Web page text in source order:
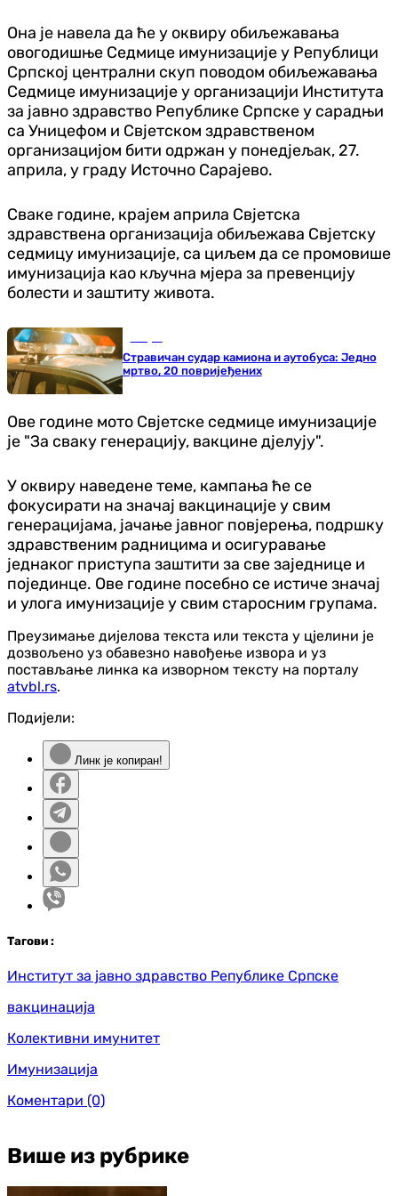
Она је навела да ће у оквиру обиљежавања
овогодишње Седмице имунизације у Републици
Српској централни скуп поводом обиљежавања
Седмице имунизације у организацији Института
за јавно здравство Републике Српске у сарадњи
са Уницефом и Свјетском здравственом
организацијом бити одржан у понедјељак, 27.
априла, у граду Источно Сарајево.
Сваке године, крајем априла Свјетска
здравствена организација обиљежава Свјетску
седмицу имунизације, са циљем да се промовише
имунизација као кључна мјера за превенцију
болести и заштиту живота.
Стравичан судар камиона и аутобуса: Једно
мртво, 20 повријеђених
Ове године мото Свјетске седмице имунизације
је "За сваку генерацију, вакцине дјелују".
У оквиру наведене теме, кампања ће се
фокусирати на значај вакцинације у свим
генерацијама, јачање јавног повјерења, подршку
здравственим радницима и осигуравање
једнаког приступа заштити за све заједнице и
појединце. Ове године посебно се истиче значај
и улога имунизације у свим старосним групама.
Преузимање дијелова текста или текста у цјелини је
дозвољено уз обавезно навођење извора и уз
постављање линка ка изворном тексту на порталу
atvbl.rs.
Подијели:
Линк је копиран!
Тагови :
Институт за јавно здравство Републике Српске
вакцинација
Колективни имунитет
Имунизација
Коментари (0)
Више из рубрике